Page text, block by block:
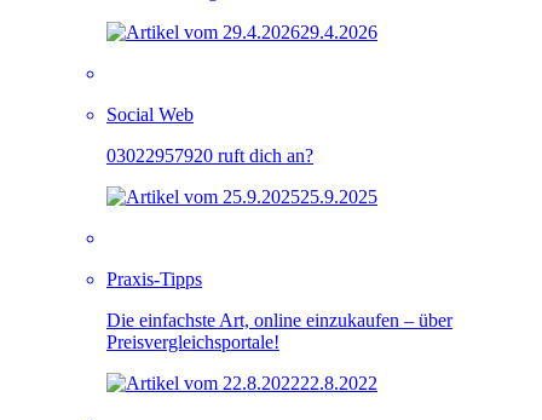
29.4.2026
Social Web
03022957920 ruft dich an?
25.9.2025
Praxis-Tipps
Die einfachste Art, online einzukaufen – über
Preisvergleichsportale!
22.8.2022